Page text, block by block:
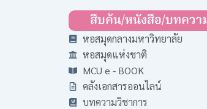
สืบค้น/หนังสือ/บทควา
หอสมุดกลางมหาวิทยาลัย
หอสมุดแห่งชาติ
MCU e - BOOK
คลังเอกสารออนไลน์
บทความวิชาการ